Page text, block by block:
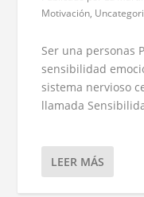
Motivación,
Ser una personas
sensibilidad
sistema nervioso
llamada
LEER MÁS